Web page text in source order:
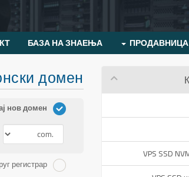
ПРОДАВНИЦА
БАЗА НА ЗНАЕЊА
домен
нов домен
регистрар